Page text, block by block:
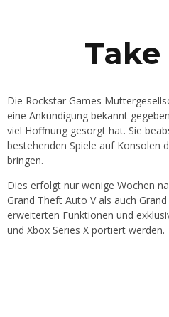
Take
Die Rockstar Games
eine Ankündigung bekannt
viel Hoffnung gesorgt hat. Sie
bestehenden Spiele auf Konsolen
bringen.
Dies erfolgt nur wenige Wochen
Grand Theft Auto V als auch
erweiterten Funktionen und
und Xbox Series X portiert werden.